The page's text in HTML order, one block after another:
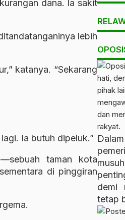
dana. Ia sakit
lebih
katanya. “Sekarang
Ia butuh dipeluk.”
taman kota
di pinggiran
demi
tetap